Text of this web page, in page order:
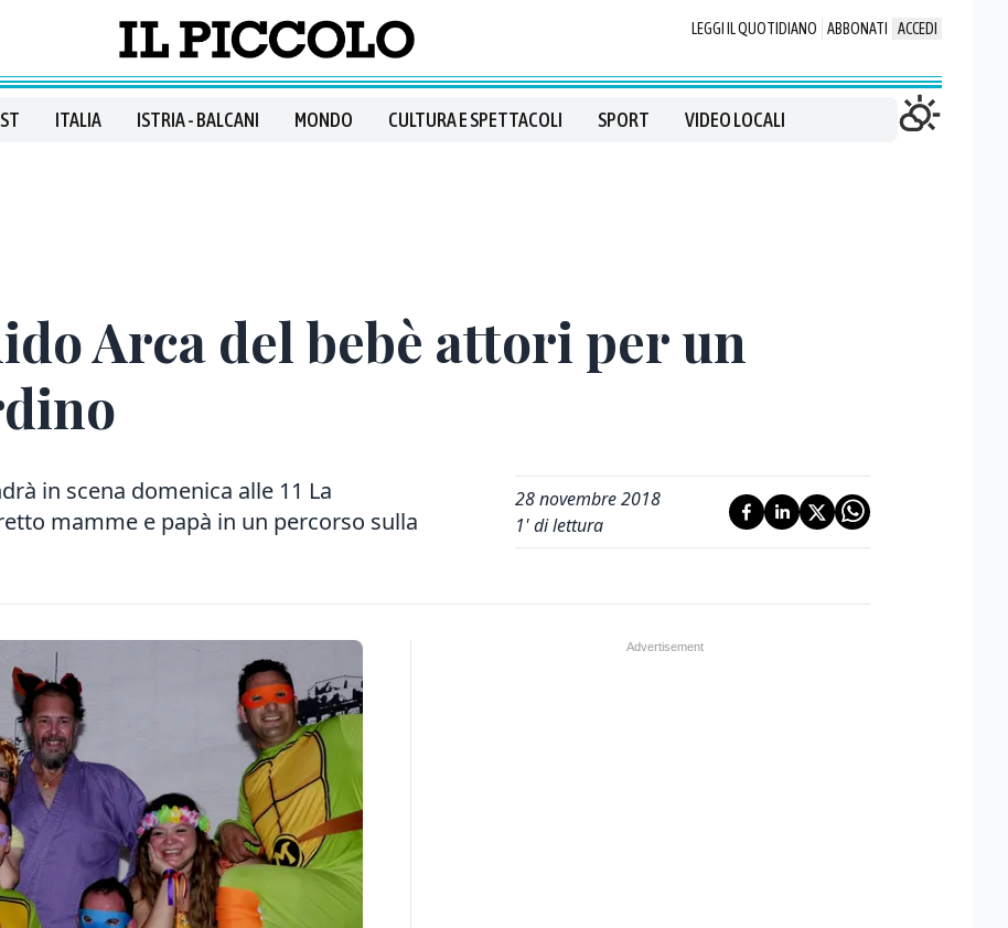
LEGGI IL QUOTIDIANO ABBONATI ACCEDI
ITALIA ISTRIA - BALCANI MONDO CULTURA E SPETTACOLI SPORT VIDEO LOCALI
Arca del bebè attori per un
in scena domenica alle 11 La
mamme e papà in un percorso sulla
28 novembre 2018
1' di lettura